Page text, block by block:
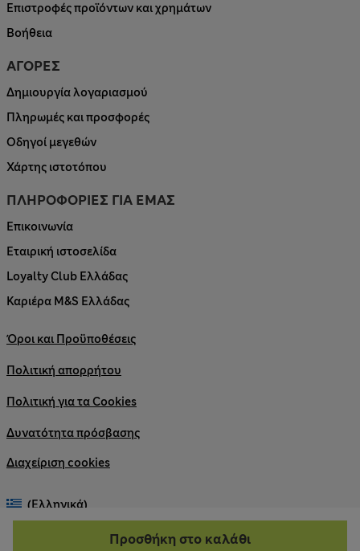
Προσθήκη στο καλάθι
Επιστροφές προϊόντων και χρημάτων
Βοήθεια
ΑΓΟΡΕΣ
Δημιουργία λογαριασμού
Πληρωμές και προσφορές
Οδηγοί μεγεθών
Χάρτης ιστοτόπου
ΠΛΗΡΟΦΟΡΙΕΣ ΓΙΑ ΕΜΑΣ
Επικοινωνία
Εταιρική ιστοσελίδα
Loyalty Club Ελλάδας
Καριέρα M&S Ελλάδας
Όροι και Προϋποθέσεις
Πολιτική απορρήτου
Πολιτική για τα Cookies
Δυνατότητα πρόσβασης
Διαχείριση cookies
(Ελληνικά)